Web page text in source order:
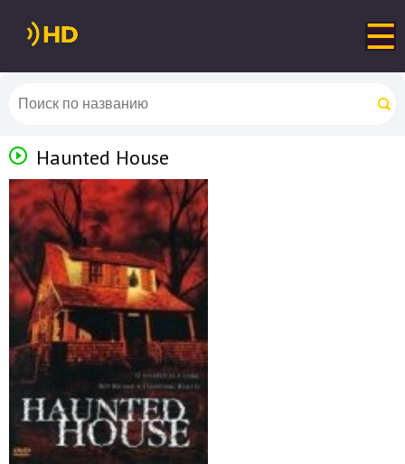
Haunted House